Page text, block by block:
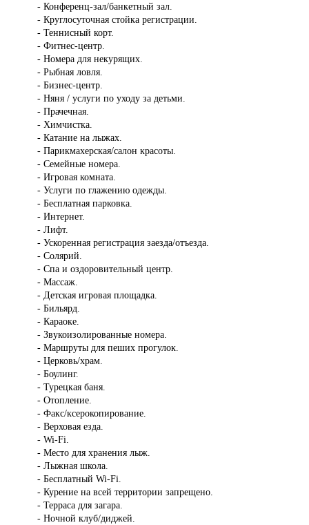
- Конференц-зал/банкетный зал.
- Круглосуточная стойка регистрации.
- Теннисный корт.
- Фитнес-центр.
- Номера для некурящих.
- Рыбная ловля.
- Бизнес-центр.
- Няня / услуги по уходу за детьми.
- Прачечная.
- Химчистка.
- Катание на лыжах.
- Парикмахерская/салон красоты.
- Семейные номера.
- Игровая комната.
- Услуги по глажению одежды.
- Бесплатная парковка.
- Интернет.
- Лифт.
- Ускоренная регистрация заезда/отъезда.
- Солярий.
- Спа и оздоровительный центр.
- Массаж.
- Детская игровая площадка.
- Бильярд.
- Караоке.
- Звукоизолированные номера.
- Маршруты для пеших прогулок.
- Церковь/храм.
- Боулинг.
- Турецкая баня.
- Отопление.
- Факс/ксерокопирование.
- Верховая езда.
- Wi-Fi.
- Место для хранения лыж.
- Лыжная школа.
- Бесплатный Wi-Fi.
- Курение на всей территории запрещено.
- Терраса для загара.
- Ночной клуб/диджей.